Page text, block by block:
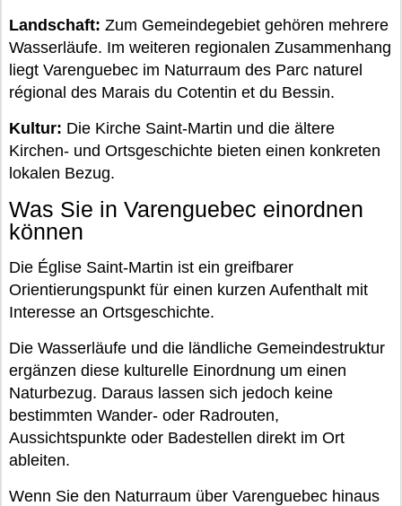
Landschaft: Zum Gemeindegebiet gehören mehrere
Wasserläufe. Im weiteren regionalen Zusammenhang
liegt Varenguebec im Naturraum des Parc naturel
régional des Marais du Cotentin et du Bessin.
Kultur: Die Kirche Saint-Martin und die ältere
Kirchen- und Ortsgeschichte bieten einen konkreten
lokalen Bezug.
Was Sie in Varenguebec einordnen
können
Die Église Saint-Martin ist ein greifbarer
Orientierungspunkt für einen kurzen Aufenthalt mit
Interesse an Ortsgeschichte.
Die Wasserläufe und die ländliche Gemeindestruktur
ergänzen diese kulturelle Einordnung um einen
Naturbezug. Daraus lassen sich jedoch keine
bestimmten Wander- oder Radrouten,
Aussichtspunkte oder Badestellen direkt im Ort
ableiten.
Wenn Sie den Naturraum über Varenguebec hinaus